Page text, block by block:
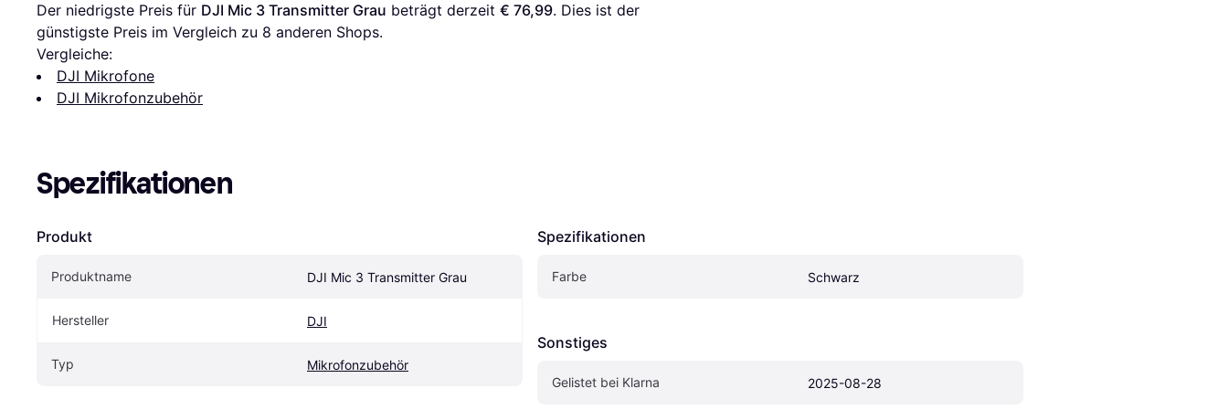
Der niedrigste Preis für DJI Mic 3 Transmitter Grau beträgt derzeit € 76,99. Dies ist der
günstigste Preis im Vergleich zu 8 anderen Shops.
Vergleiche:
DJI Mikrofone
DJI Mikrofonzubehör
Spezifikationen
Produkt
Produktname DJI Mic 3 Transmitter Grau
Hersteller DJI
Typ Mikrofonzubehör
Spezifikationen
Farbe Schwarz
Sonstiges
Gelistet bei Klarna 2025-08-28